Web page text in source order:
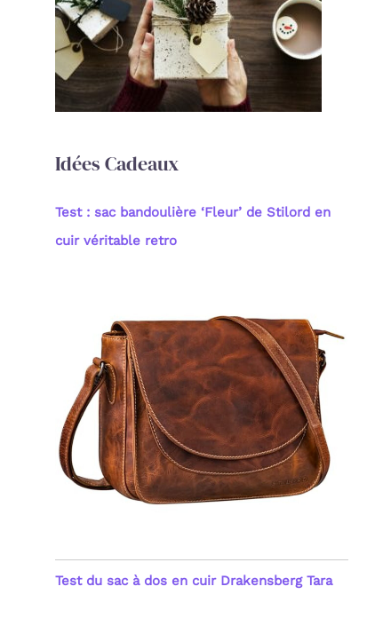
c
Idées Cadeaux
Test : sac bandoulière ‘Fleur’ de Stilord en
cuir véritable retro
Test du sac à dos en cuir Drakensberg Tara